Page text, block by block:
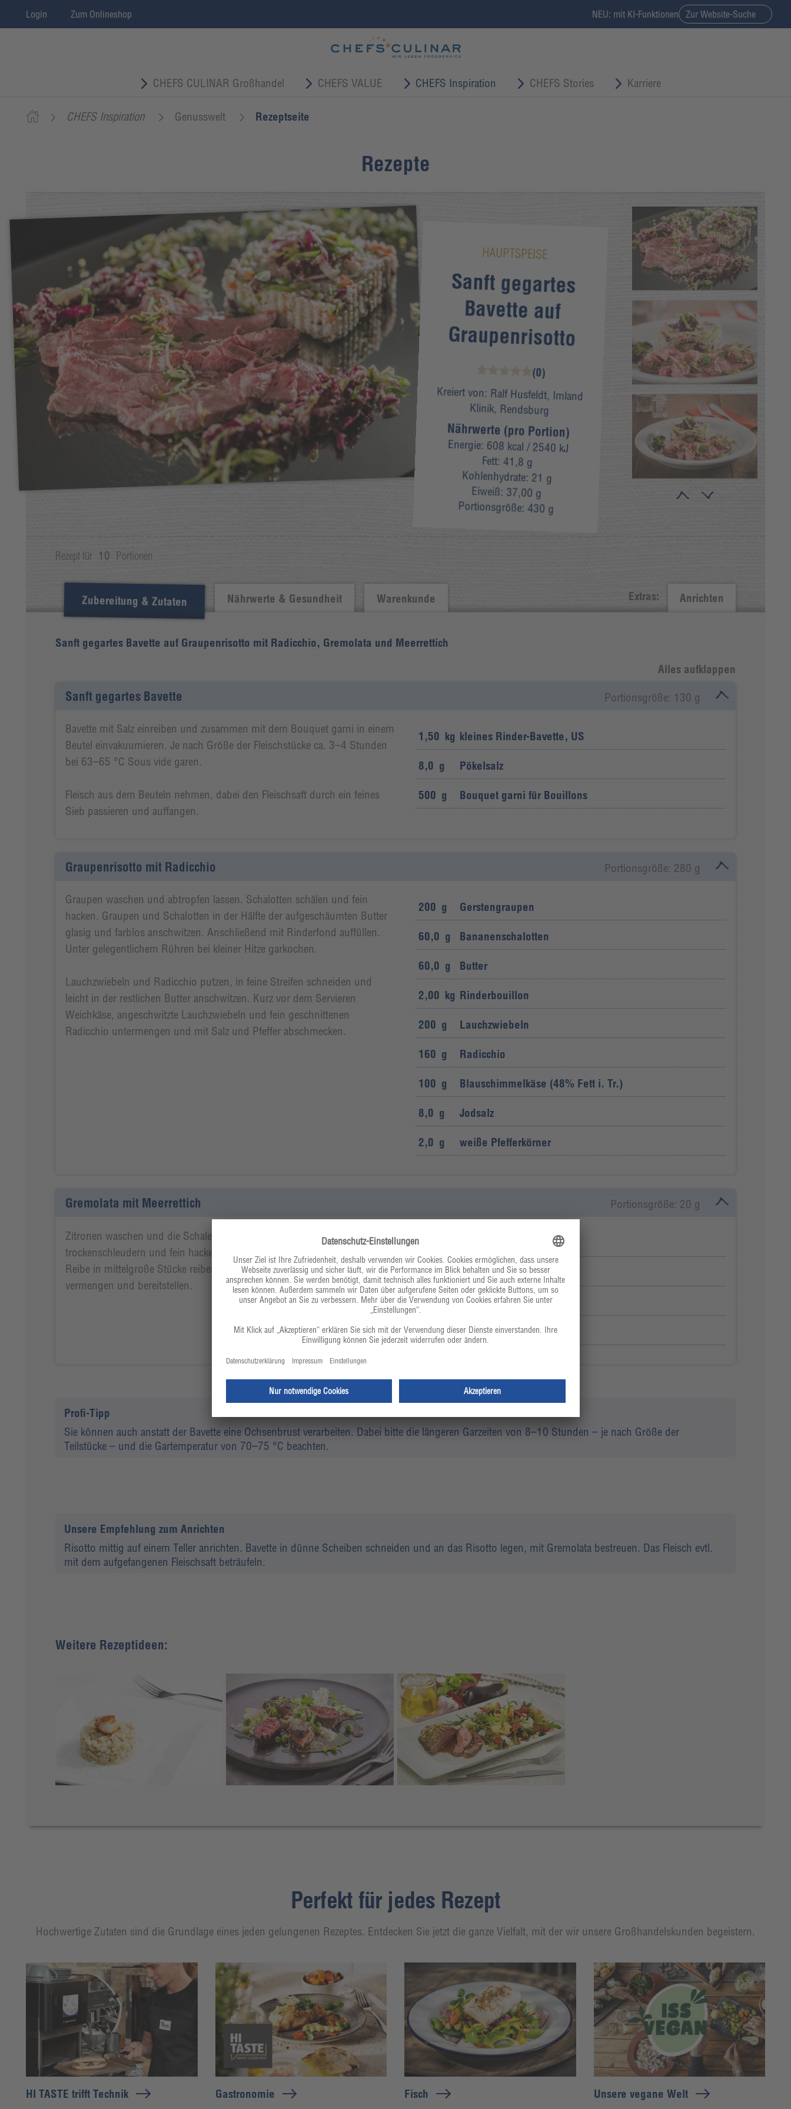
Login Zum Onlineshop NEU: mit KI-Funktionen Zur Website-Suche
CHEFS CULINAR Großhandel CHEFS VALUE CHEFS Inspiration CHEFS Stories Karriere
CHEFS Inspiration Genusswelt Rezeptseite
Rezepte
HAUPTSPEISE
Sanft gegartes
Bavette auf
Graupenrisotto
(0)
Kreiert von: Ralf Husfeldt, Imland
Klinik, Rendsburg
Nährwerte (pro Portion)
Energie: 608 kcal/ 2540 kJ
Fett:41,8 g
Kohlenhydrate: 21 g
Eiweiß: 37,00 g
Portionsgröße:430 g
Rezept für 10 Portionen
Zubereitung & Zutaten Nährwerte & Gesundheit Warenkunde Extras: Anrichten
Sanft gegartes Bavette auf Graupenrisotto mit Radicchio, Gremolata und Meerrettich
Alles aufklappen
Sanft gegartes Bavette Portionsgröße: 130 g
1,50 kg kleines Rinder-Bavette, US
8,0 g Pökelsalz
500 g Bouquet garni für Bouillons
Bavette mit Salz einreiben und zusammen mit dem Bouquet garni in einem
Beutel einvakuumieren. Je nach Größe der Fleischstücke ca. 3–4 Stunden
bei 63–65 °C Sous vide garen.
Fleisch aus dem Beuteln nehmen, dabei den Fleischsaft durch ein feines
Sieb passieren und auffangen.
Graupenrisotto mit Radicchio Portionsgröße: 280 g
200 g Gerstengraupen
60,0 g Bananenschalotten
60,0 g Butter
2,00 kg Rinderbouillon
200 g Lauchzwiebeln
160 g Radicchio
100 g Blauschimmelkäse (48% Fett i. Tr.)
8,0 g Jodsalz
2,0 g weiße Pfefferkörner
Graupen waschen und abtropfen lassen. Schalotten schälen und fein
hacken. Graupen und Schalotten in der Hälfte der aufgeschäumten Butter
glasig und farblos anschwitzen. Anschließend mit Rinderfond auffüllen.
Unter gelegentlichem Rühren bei kleiner Hitze garkochen.
Lauchzwiebeln und Radicchio putzen, in feine Streifen schneiden und
leicht in der restlichen Butter anschwitzen. Kurz vor dem Servieren
Weichkäse, angeschwitzte Lauchzwiebeln und fein geschnittenen
Radicchio untermengen und mit Salz und Pfeffer abschmecken.
Gremolata mit Meerrettich Portionsgröße: 20 g
100
100 g glatte Petersilie
100 g Meerrettich
3,0 g feines Ursalz
Zitronen waschen und die Schale abreiben. Petersilie waschen,
trockenschleudern und fein hacken. Meerrettich schälen und auf einer
Reibe in mittelgroße Stücke reiben. Alle Zutaten mit etwas Ursalz
vermengen und bereitstellen.
Profi-Tipp
Sie können auch anstatt der Bavette eine Ochsenbrust verarbeiten. Dabei bitte die längeren Garzeiten von 8–10 Stunden – je nach Größe der
Teilstücke – und die Gartemperatur von 70–75 °C beachten.
Unsere Empfehlung zum Anrichten
Risotto mittig auf einem Teller anrichten. Bavette in dünne Scheiben schneiden und an das Risotto legen, mit Gremolata bestreuen. Das Fleisch evtl.
mit dem aufgefangenen Fleischsaft beträufeln.
Weitere Rezeptideen:
Perfekt für jedes Rezept
Hochwertige Zutaten sind die Grundlage eines jeden gelungenen Rezeptes. Entdecken Sie jetzt die ganze Vielfalt, mit der wir unsere Großhandelskunden begeistern.
HI TASTE trifft Technik Gastronomie Fisch Unsere vegane Welt